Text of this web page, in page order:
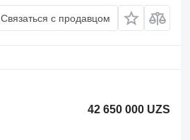
Связаться с продавцом
42 650 000 UZS